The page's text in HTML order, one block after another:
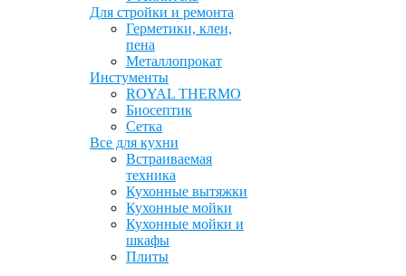
Для стройки и ремонта
Герметики, клеи,
пена
Металлопрокат
Инстументы
ROYAL THERMO
Биосептик
Сетка
Все для кухни
Встраиваемая
техника
Кухонные вытяжки
Кухонные мойки
Кухонные мойки и
шкафы
Плиты